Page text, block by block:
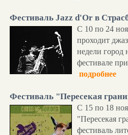
Фестиваль Jazz d'Or в
C 10 по 24
проходит
недели город
фестивале
подробнее
Фестиваль "Пересекая
С 15 по 18
"Пересекая
фестиваль